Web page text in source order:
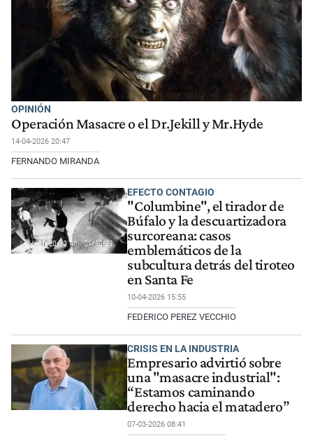
OPINIÓN
Operación Masacre o el Dr.Jekill y Mr.Hyde
14-04-2026 20:47
FERNANDO MIRANDA
EFECTO CONTAGIO
"Columbine", el tirador de
Búfalo y la descuartizadora
surcoreana: casos
emblemáticos de la
subcultura detrás del tiroteo
en Santa Fe
10-04-2026 15:55
FEDERICO PEREZ VECCHIO
CRISIS EN LA INDUSTRIA
Empresario advirtió sobre
una "masacre industrial":
“Estamos caminando
derecho hacia el matadero”
07-03-2026 08:41